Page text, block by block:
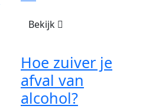
Bekijk
Hoe zuiver je
afval van
alcohol?